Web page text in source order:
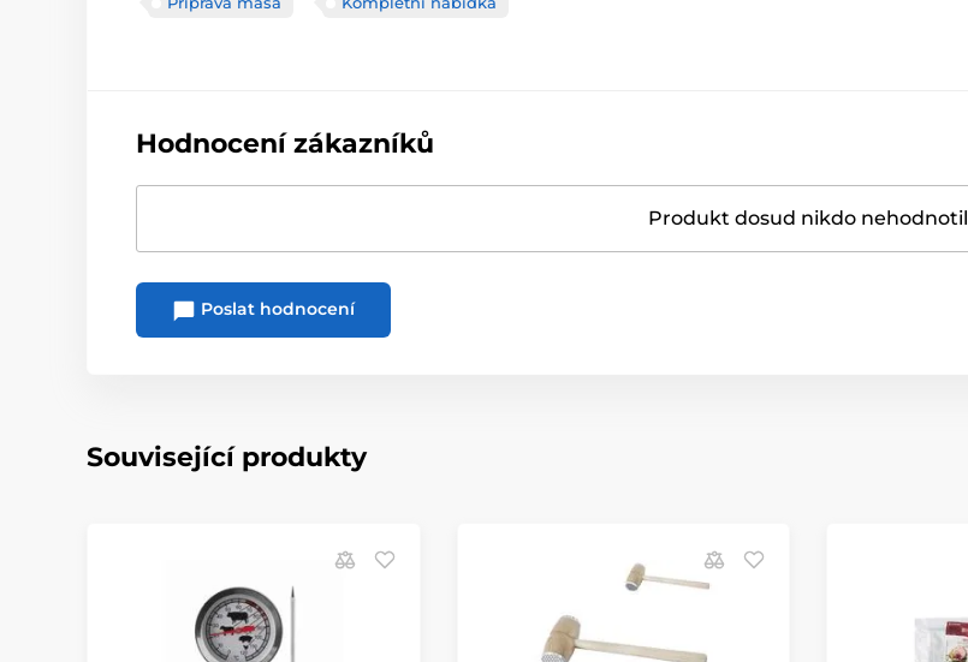
Hodnocení zákazníků
Produkt dosud nikdo nehodnotil
Poslat hodnocení
Související produkty